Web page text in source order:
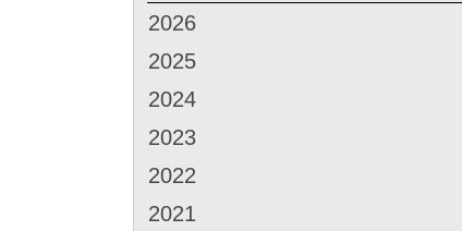
2026
2025
2024
2023
2022
2021